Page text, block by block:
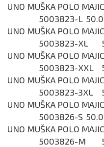
UNO MUŠKA POLO
5003823-L
UNO MUŠKA POLO
5003823-XL
UNO MUŠKA POLO
5003823-XXL
UNO MUŠKA POLO
5003823-3XL
UNO MUŠKA POLO
5003826-S
UNO MUŠKA POLO
5003826-M